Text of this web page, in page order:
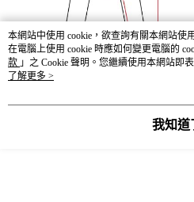
本網站中使用 cookie，欲查詢有關本網站使
在電腦上使用 cookie 時應如何變更電腦的
款 」之 Cookie 聲明。您繼續使用本網站即
之 Cookie 聲明使用 cookie。
了解更多 >
我知道